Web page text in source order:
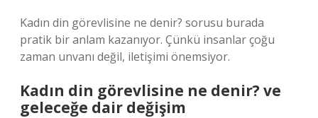
Kadın din görevlisine ne denir? sorusu burada
pratik bir anlam kazanıyor. Çünkü insanlar çoğu
zaman unvanı değil, iletişimi önemsiyor.
Kadın din görevlisine ne denir? ve
geleceğe dair değişim